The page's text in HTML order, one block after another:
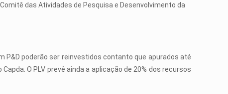
das Atividades de Pesquisa e Desenvolvimento da
P&D poderão ser reinvestidos contanto que apurados até
O PLV prevê ainda a aplicação de 20% dos recursos